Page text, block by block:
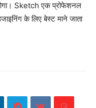
Sketch एक प्रोफेशनल
के लिए बेस्ट माने जाता